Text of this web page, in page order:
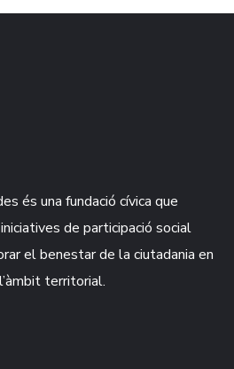
és una fundació cívica que
de participació social
el benestar de la ciutadania en
territorial.